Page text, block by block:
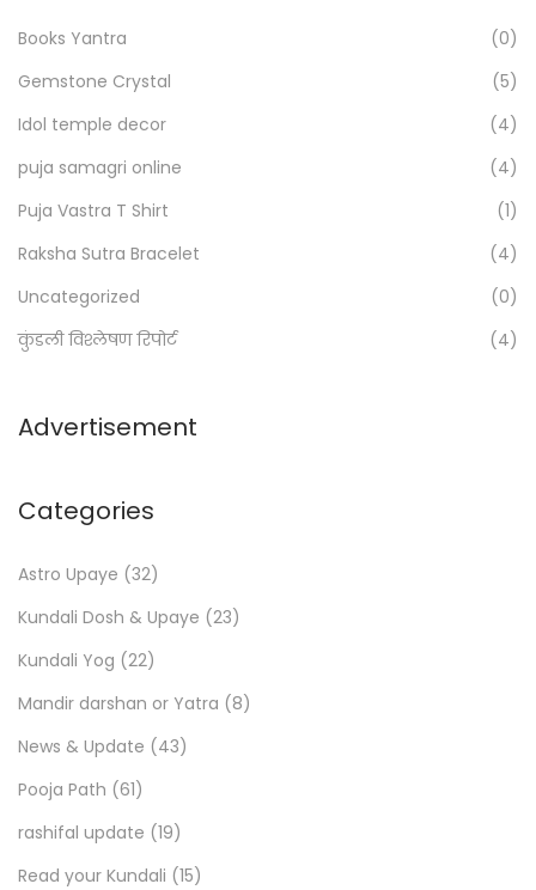
h
r
:
>
Books Yantra
(0)
Gemstone Crystal
(5)
Idol temple decor
(4)
puja samagri online
(4)
Puja Vastra T Shirt
(1)
Raksha Sutra Bracelet
(4)
Uncategorized
(0)
कुंडली विश्लेषण रिपोर्ट
(4)
Advertisement
Categories
Astro Upaye (32)
Kundali Dosh & Upaye (23)
Kundali Yog (22)
Mandir darshan or Yatra (8)
News & Update (43)
Pooja Path (61)
rashifal update (19)
Read your Kundali (15)